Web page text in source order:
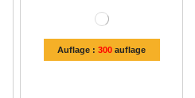
Auflage :300 auflage